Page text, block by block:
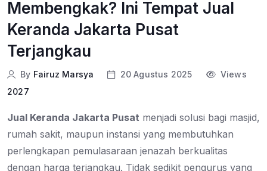
Membengkak? Ini Tempat Jual
Keranda Jakarta Pusat
Terjangkau
By Fairuz Marsya 20 Agustus 2025
Views
2027
Jual Keranda Jakarta Pusat menjadi solusi bagi masjid,
rumah sakit, maupun instansi yang membutuhkan
perlengkapan pemulasaraan jenazah berkualitas
dengan harga terjangkau. Tidak sedikit pengurus yang